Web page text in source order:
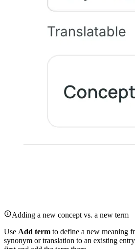
Adding a new concept vs. a new term
Use Add term to define a new meaning
synonym or translation to an existing